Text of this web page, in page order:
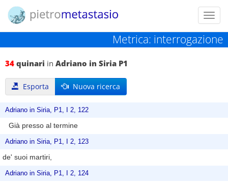
Metrica: interrogazione
34 quinari in Adriano in Siria P1
Esporta Nuova ricerca
Adriano in Siria, P1, I 2, 122
Già presso al termine
Adriano in Siria, P1, I 2, 123
de' suoi martiri,
Adriano in Siria, P1, I 2, 124